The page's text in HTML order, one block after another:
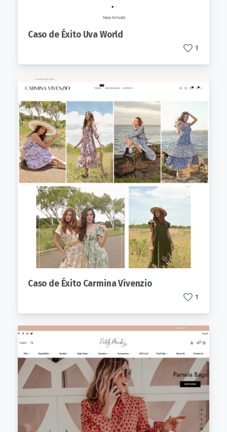
Caso de Éxito Uva World
1
Caso de Éxito Carmina Vivenzio
1